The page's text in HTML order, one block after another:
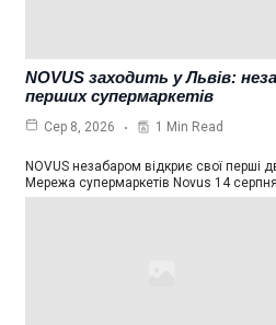
NOVUS заходить у Львів:
перших супермаркетів
Сер 8, 2026 1 Min Read
NOVUS незабаром відкриє свої перші
Мережа супермаркетів Novus 14